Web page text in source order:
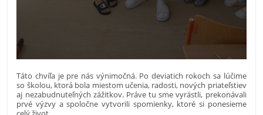
Táto chvíľa je pre nás výnimočná. Po deviatich rokoch sa lúčime
so školou, ktorá bola miestom učenia, radosti, nových priateľstiev
aj nezabudnuteľných zážitkov. Práve tu sme vyrástli, prekonávali
prvé výzvy a spoločne vytvorili spomienky, ktoré si ponesieme